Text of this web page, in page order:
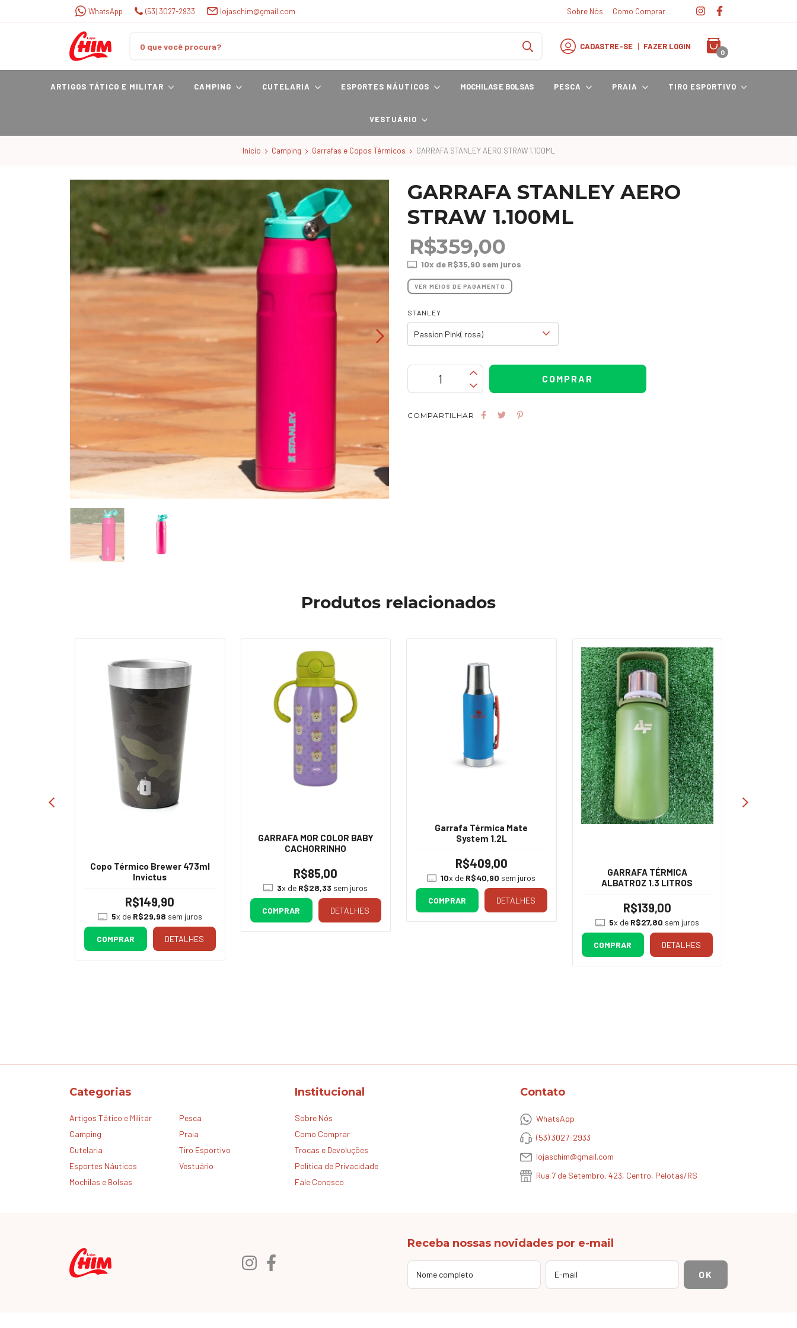
WhatsApp (53) 3027-2933 lojaschim@gmail.com Sobre Nós Como Comprar
CADASTRE-SE | FAZER LOGIN
0
ARTIGOS TÁTICO E MILITAR CAMPING CUTELARIA ESPORTES NÁUTICOS MOCHILAS E BOLSAS PESCA PRAIA TIRO ESPORTIVO
VESTUÁRIO
Início Camping Garrafas e Copos Térmicos GARRAFA STANLEY AERO STRAW 1.100ML
GARRAFA STANLEY AERO
STRAW 1.100ML
R$359,00
10x de R$35,90 sem juros
VER MEIOS DE PAGAMENTO
STANLEY
COMPARTILHAR
Produtos relacionados
Copo Térmico Brewer 473ml
Invictus
R$149,90
5x de R$29,98 sem juros
COMPRAR DETALHES
GARRAFA MOR COLOR BABY
CACHORRINHO
R$85,00
3x de R$28,33 sem juros
COMPRAR DETALHES
Garrafa Térmica Mate
System 1.2L
R$409,00
10x de R$40,90 sem juros
COMPRAR DETALHES
GARRAFA TÉRMICA
ALBATROZ 1.3 LITROS
R$139,00
5x de R$27,80 sem juros
COMPRAR DETALHES
Categorias
Artigos Tático e Militar
Camping
Cutelaria
Esportes Náuticos
Mochilas e Bolsas
Pesca
Praia
Tiro Esportivo
Vestuário
Institucional
Sobre Nós
Como Comprar
Trocas e Devoluções
Política de Privacidade
Fale Conosco
Contato
WhatsApp
(53) 3027-2933
lojaschim@gmail.com
Rua 7 de Setembro, 423, Centro, Pelotas/RS
Receba nossas novidades por e-mail